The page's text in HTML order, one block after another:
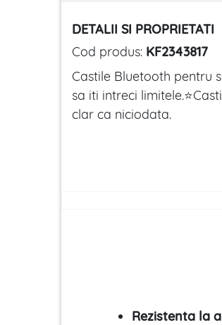
DETALII SI PROPRIETATI
Cod produs: KF2343817
Castile Bluetooth pentru
sa iti intreci
clar ca niciodata.
Rezistenta la